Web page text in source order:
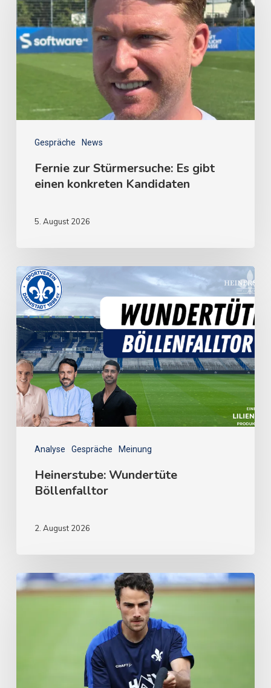
Gespräche News
Fernie zur Stürmersuche: Es gibt
einen konkreten Kandidaten
5. August 2026
Analyse Gespräche Meinung
Heinerstube: Wundertüte
Böllenfalltor
2. August 2026